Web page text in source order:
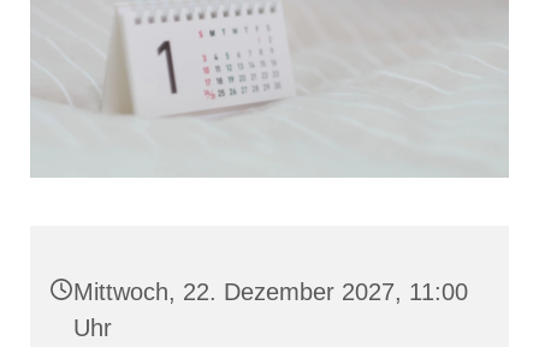
Mittwoch, 22. Dezember 2027, 11:00
Uhr